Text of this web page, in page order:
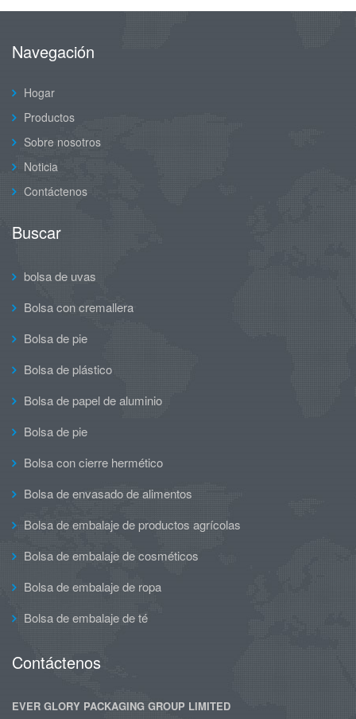
Navegación
Hogar
Productos
Sobre nosotros
Noticia
Contáctenos
Buscar
bolsa de uvas
Bolsa con cremallera
Bolsa de pie
Bolsa de plástico
Bolsa de papel de aluminio
Bolsa de pie
Bolsa con cierre hermético
Bolsa de envasado de alimentos
Bolsa de embalaje de productos agrícolas
Bolsa de embalaje de cosméticos
Bolsa de embalaje de ropa
Bolsa de embalaje de té
Contáctenos
EVER GLORY PACKAGING GROUP LIMITED